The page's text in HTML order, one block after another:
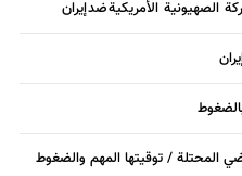
الأمريكية ضد إيران
المحتلة / توقيتها المهم والضغوط